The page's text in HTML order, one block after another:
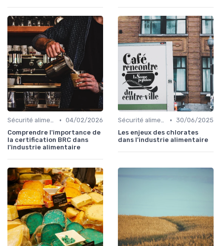
Sécurité alimentaire • 04/02/2026
Comprendre l'importance de
la certification BRC dans
l'industrie alimentaire
Sécurité alimentaire • 30/06/2025
Les enjeux des chlorates
dans l'industrie alimentaire